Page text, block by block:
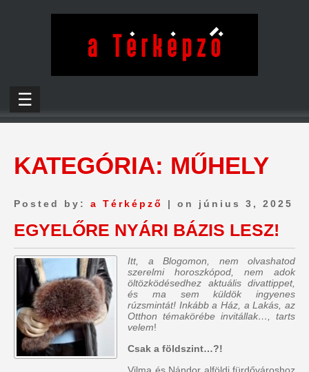
☰
KATEGÓRIA: MŰHELY
Posted by: a Térképző | on június 3, 2025
EGYELŐRE NYÁRI BÁZIS LESZ!
Itt, a Blogomon, nem olvashatod
szerelmi horoszkópod, nem adok
öltözködésedhez aktuális divattippet,
és ma sem küldök ingyenes
rúzsmintát! Inkább a Ház, a Lakás, az
Otthon témakörébe invitállak…, tarts
velem!
Csak a földszint…?!